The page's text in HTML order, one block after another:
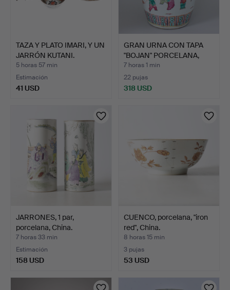
TAZA Y PLATO IMARI, Y UN
JARRÓN KUTANI.
5 horas 57 min
Estimación
41 USD
GRAN URNA CON TAPA
"BOJAN" PORCELANA,
CHIN…
7 horas 1 min
22 pujas
318 USD
JARRONES, 1 par,
porcelana, China.
7 horas 33 min
Estimación
158 USD
CUENCO, porcelana, "iron
red", China.
8 horas 15 min
3 pujas
53 USD